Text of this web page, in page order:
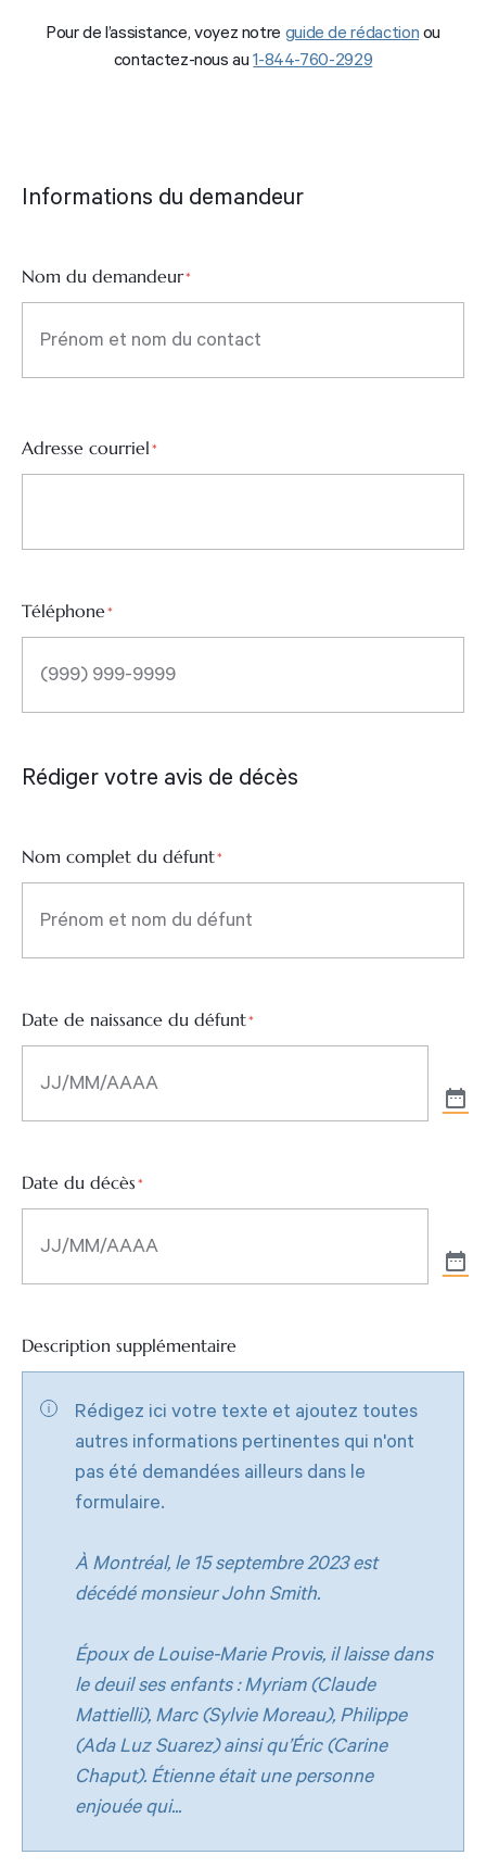
Pour de l’assistance, voyez notre guide de rédactionou
contactez-nous au1-844-760-2929
Informations du demandeur
Nom du demandeur*
Adresse courriel*
Téléphone*
Rédiger votre avis de décès
Nom complet du défunt*
Date de naissance du défunt*
Date du décès*
Description supplémentaire
Rédigez ici votre texte et ajoutez toutes
autres informations pertinentes qui n'ont
pas été demandées ailleurs dans le
formulaire.
À Montréal, le 15 septembre 2023 est
décédé monsieur John Smith.
Époux de Louise-Marie Provis, il laisse dans
le deuil ses enfants : Myriam (Claude
Mattielli), Marc (Sylvie Moreau), Philippe
(Ada Luz Suarez) ainsi qu’Éric (Carine
Chaput). Étienne était une personne
enjouée qui...